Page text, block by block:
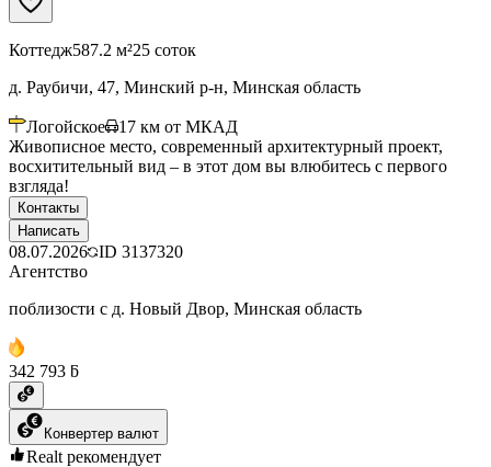
Коттедж587.2 м²25 соток
д. Раубичи, 47, Минский р-н, Минская область
Логойское 17 км от МКАД
Живописное место, современный архитектурный проект,
восхитительный вид – в этот дом вы влюбитесь с первого
взгляда!
Контакты
Написать
08.07.2026 ID 3137320
Агентство
поблизости с д. Новый Двор, Минская область
342 793 ƃ
Конвертер валют
Realt рекомендует